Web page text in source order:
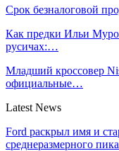
Срок безналоговой
Как предки Ильи
русичах:…
Младший кроссовер
официальные…
Latest News
Ford раскрыл имя и
среднеразмерного